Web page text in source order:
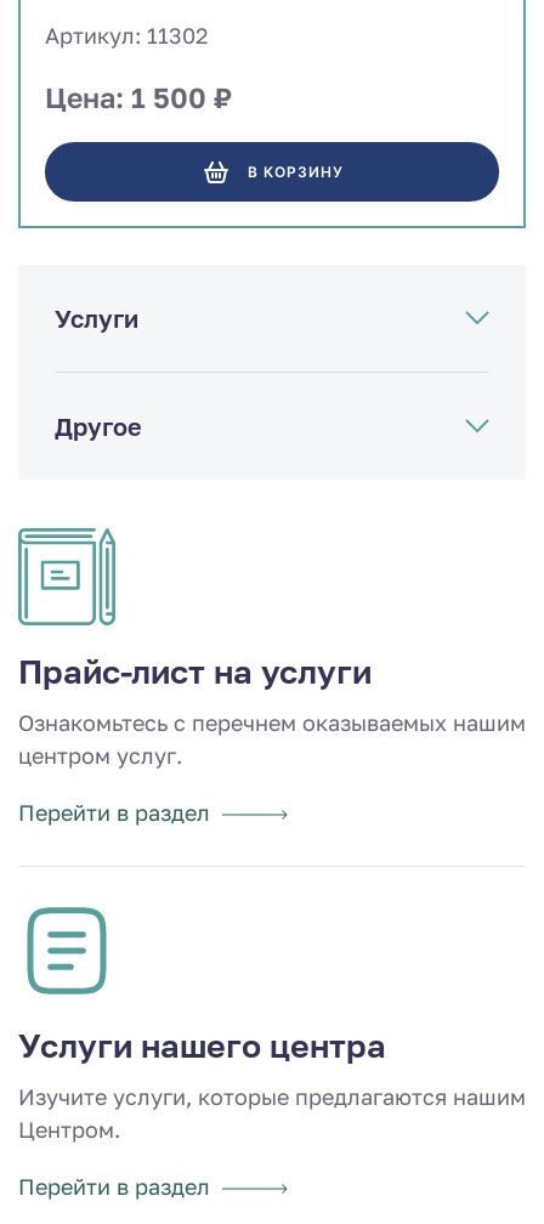
Услуги
Другое
Артикул: 11302
Цена: 1 500 ₽
В КОРЗИНУ
Прайс-лист на услуги
Ознакомьтесь с перечнем оказываемых нашим
центром услуг.
Перейти в раздел
Услуги нашего центра
Изучите услуги, которые предлагаются нашим
Центром.
Перейти в раздел